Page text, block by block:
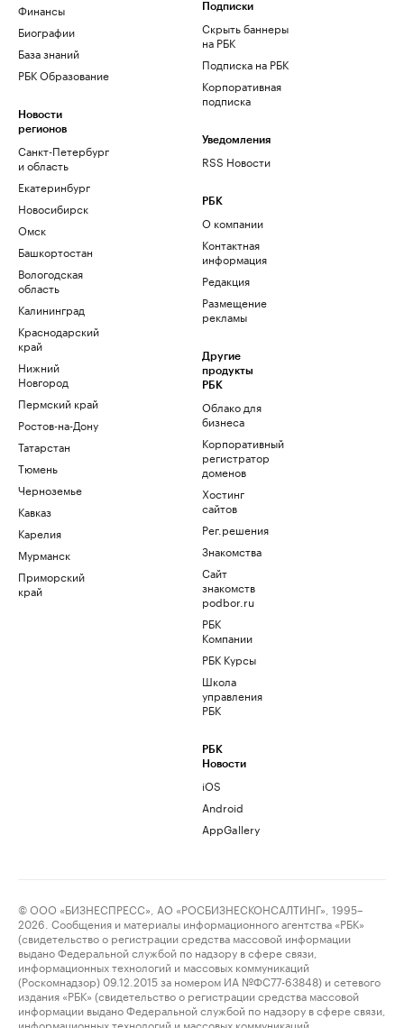
Финансы
Биографии
База знаний
РБК Образование
Новости
регионов
Санкт-Петербург
и область
Екатеринбург
Новосибирск
Омск
Башкортостан
Вологодская
область
Калининград
Краснодарский
край
Нижний
Новгород
Пермский край
Ростов-на-Дону
Татарстан
Тюмень
Черноземье
Кавказ
Карелия
Мурманск
Приморский
край
Подписки
Скрыть баннеры
на РБК
Подписка на РБК
Корпоративная
подписка
Уведомления
RSS Новости
РБК
О компании
Контактная
информация
Редакция
Размещение
рекламы
Другие
продукты
РБК
Облако для
бизнеса
Корпоративный
регистратор
доменов
Хостинг
сайтов
Рег.решения
Знакомства
Сайт
знакомств
podbor.ru
РБК
Компании
РБК Курсы
Школа
управления
РБК
РБК
Новости
iOS
Android
AppGallery
© ООО «БИЗНЕСПРЕСС», АО «РОСБИЗНЕСКОНСАЛТИНГ», 1995–
2026. Сообщения и материалы информационного агентства «РБК»
(свидетельство о регистрации средства массовой информации
выдано Федеральной службой по надзору в сфере связи,
информационных технологий и массовых коммуникаций
(Роскомнадзор) 09.12.2015 за номером ИА №ФС77-63848) и сетевого
издания «РБК» (свидетельство о регистрации средства массовой
информации выдано Федеральной службой по надзору в сфере связи,
информационных технологий и массовых коммуникаций